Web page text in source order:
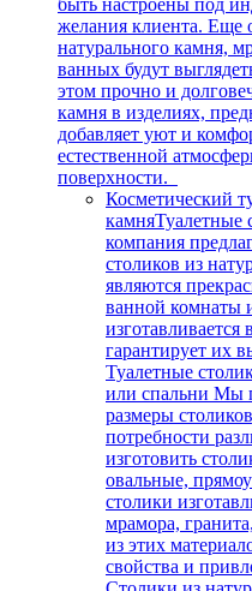
желания клиента. Еще
натурального камня,
ванных будут
этом прочно и
камня в изделиях,
добавляет уют и
естественной
поверхности.
Косметический
камняТуалетные
компания
столиков из
являются
ванной комнаты
гарантирует их
Туалетные
или спальни Мы
размеры
потребности
изготовить
овальные,
столики
мрамора,
из этих
свойства и